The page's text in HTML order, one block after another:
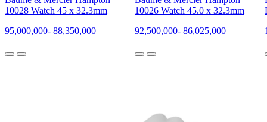
10028 Watch 45 x 32.3mm
95,000,000- 88,350,000
10026 Watch 45.0 x 32.3mm
92,500,000- 86,025,000